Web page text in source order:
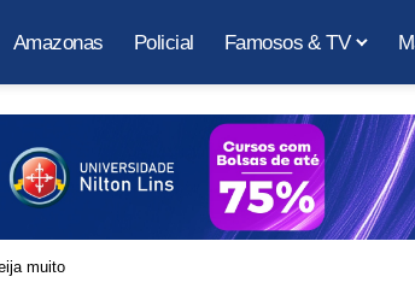
Amazonas Policial Famosos & TV
muito